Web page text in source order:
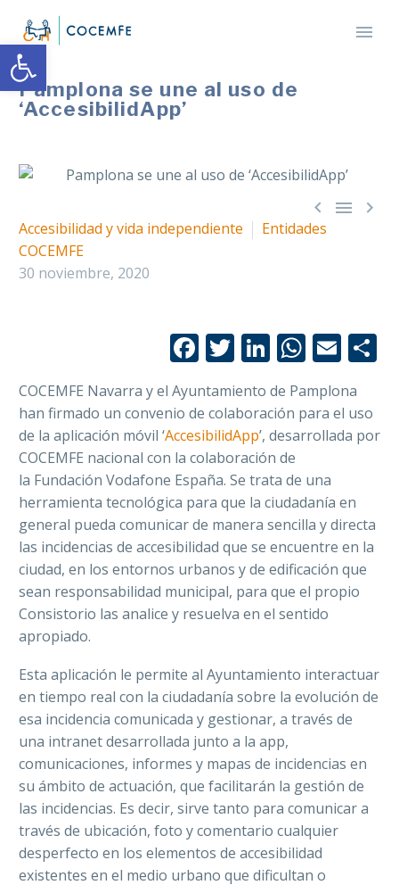
Pamplona se une al uso de
‘AccesibilidApp’
  
Accesibilidad y vida independiente
Entidades
COCEMFE
30 noviembre, 2020
Facebook
Twitter
LinkedIn
COCEMFE Navarra y el Ayuntamiento de Pamplona
han firmado un convenio de colaboración para el uso
de la aplicación móvil ‘AccesibilidApp’, desarrollada por
COCEMFE nacional con la colaboración de
la Fundación Vodafone España. Se trata de una
herramienta tecnológica para que la ciudadanía en
general pueda comunicar de manera sencilla y directa
las incidencias de accesibilidad que se encuentre en la
ciudad, en los entornos urbanos y de edificación que
sean responsabilidad municipal, para que el propio
Consistorio las analice y resuelva en el sentido
apropiado.
Esta aplicación le permite al Ayuntamiento interactuar
en tiempo real con la ciudadanía sobre la evolución de
esa incidencia comunicada y gestionar, a través de
una intranet desarrollada junto a la app,
comunicaciones, informes y mapas de incidencias en
su ámbito de actuación, que facilitarán la gestión de
las incidencias. Es decir, sirve tanto para comunicar a
través de ubicación, foto y comentario cualquier
desperfecto en los elementos de accesibilidad
existentes en el medio urbano que dificultan o
Abrir barra de herramientas